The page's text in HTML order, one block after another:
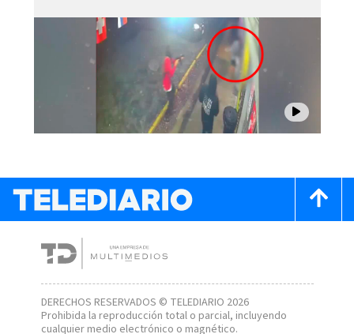
DERECHOS RESERVADOS © TELEDIARIO 2026
Prohibida la reproducción total o parcial, incluyendo
cualquier medio electrónico o magnético.